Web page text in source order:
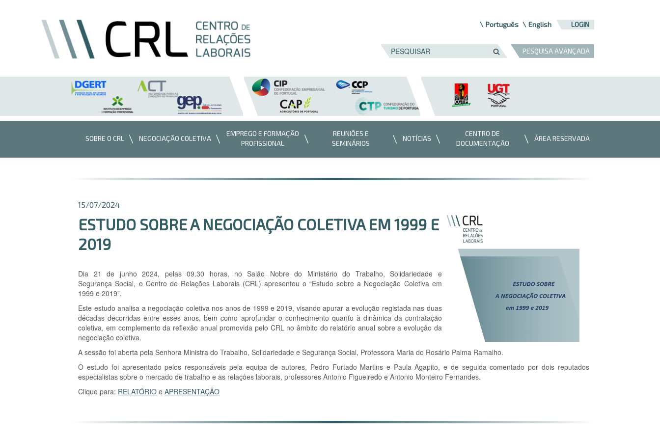
LOGIN
Português English
PESQUISA AVANÇADA
SOBRE O CRL NEGOCIAÇÃO COLETIVA
EMPREGO E FORMAÇÃO
PROFISSIONAL
REUNIÕES E
SEMINÁRIOS
NOTÍCIAS
CENTRO DE
DOCUMENTAÇÃO
ÁREA RESERVADA
15/07/2024
ESTUDO SOBRE A NEGOCIAÇÃO COLETIVA EM 1999 E
2019
Dia 21 de junho 2024, pelas 09.30 horas, no Salão Nobre do Ministério do Trabalho, Solidariedade e
Segurança Social, o Centro de Relações Laborais (CRL) apresentou o “Estudo sobre a Negociação Coletiva em
1999 e 2019”.
Este estudo analisa a negociação coletiva nos anos de 1999 e 2019, visando apurar a evolução registada nas duas
décadas decorridas entre esses anos, bem como aprofundar o conhecimento quanto à dinâmica da contratação
coletiva, em complemento da reflexão anual promovida pelo CRL no âmbito do relatório anual sobre a evolução da
negociação coletiva.
A sessão foi aberta pela Senhora Ministra do Trabalho, Solidariedade e Segurança Social, Professora Maria do Rosário Palma Ramalho.
O estudo foi apresentado pelos responsáveis pela equipa de autores, Pedro Furtado Martins e Paula Agapito, e de seguida comentado por dois reputados
especialistas sobre o mercado de trabalho e as relações laborais, professores Antonio Figueiredo e Antonio Monteiro Fernandes.
Clique para: RELATÓRIO eAPRESENTAÇÃO